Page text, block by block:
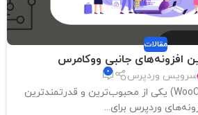
مقالات
افزونه‌های جانبی ووکامرس
سرویس وردپرس 0
ووکامرس (WooCommerce) یکی از محبوب‌ترین و قدرتمندترین
وردپرس برای...